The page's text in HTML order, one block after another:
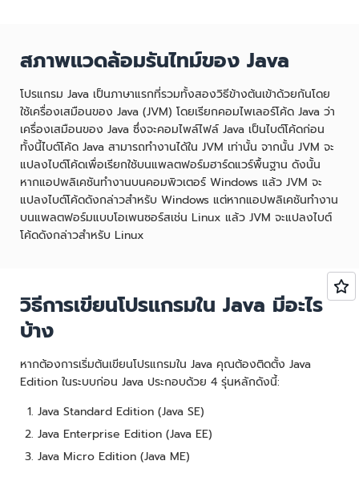
สภาพแวดล้อมรันไทม์ของ Java
โปรแกรม Java เป็นภาษาแรกที่รวมทั้งสองวิธีข้างต้นเข้าด้วยกันโดย
ใช้เครื่องเสมือนของ Java (JVM) โดยเรียกคอมไพเลอร์โค้ด Java ว่า
เครื่องเสมือนของ Java ซึ่งจะคอมไพล์ไฟล์ Java เป็นไบต์โค้ดก่อน
ทั้งนี้ไบต์โค้ด Java สามารถทำงานได้ใน JVM เท่านั้น จากนั้น JVM จะ
แปลงไบต์โค้ดเพื่อเรียกใช้บนแพลตฟอร์มฮาร์ดแวร์พื้นฐาน ดังนั้น
หากแอปพลิเคชันทำงานบนคอมพิวเตอร์ Windows แล้ว JVM จะ
แปลงไบต์โค้ดดังกล่าวสำหรับ Windows แต่หากแอปพลิเคชันทำงาน
บนแพลตฟอร์มแบบโอเพนซอร์สเช่น Linux แล้ว JVM จะแปลงไบต์
โค้ดดังกล่าวสำหรับ Linux
วิธีการเขียนโปรแกรมใน Java มีอะไร
บ้าง
หากต้องการเริ่มต้นเขียนโปรแกรมใน Java คุณต้องติดตั้ง Java
Edition ในระบบก่อน Java ประกอบด้วย 4 รุ่นหลักดังนี้:
Java Standard Edition (Java SE)
Java Enterprise Edition (Java EE)
Java Micro Edition (Java ME)